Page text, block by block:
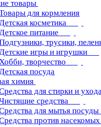
товары
для кормления
косметика
питание
трусики,
игры и игрушки
творчество
посуда
химия
для стирки и
средства
для мытья посуды
против